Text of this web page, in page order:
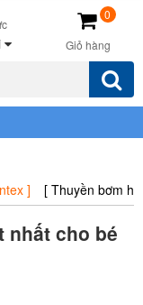
Giỏ hàng
0
] [ Thuyền bơm
nhất cho bé